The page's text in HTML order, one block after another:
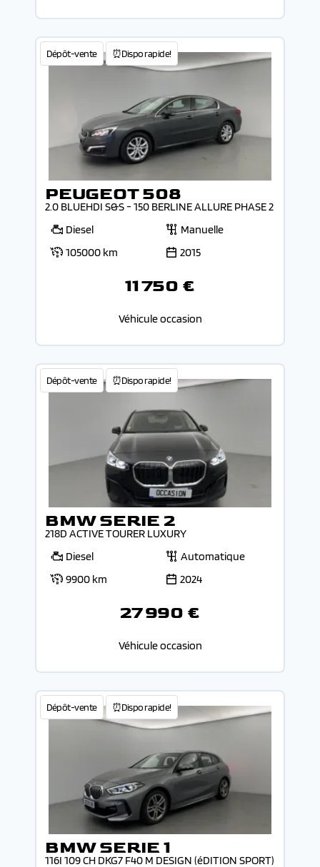
Dépôt-vente ⏰Dispo rapide!
PEUGEOT 508
2.0 BLUEHDI S&S - 150 BERLINE ALLURE PHASE 2
Diesel
Manuelle
105000 km
2015
11 750 €
Véhicule occasion
Dépôt-vente ⏰Dispo rapide!
BMW SERIE 2
218D ACTIVE TOURER LUXURY
Diesel
Automatique
9900 km
2024
27 990 €
Véhicule occasion
Dépôt-vente ⏰Dispo rapide!
BMW SERIE 1
116I 109 CH DKG7 F40 M DESIGN (éDITION SPORT)